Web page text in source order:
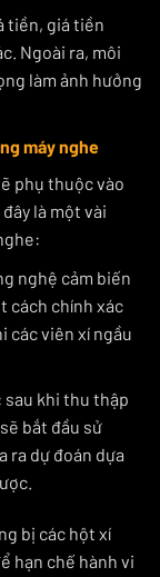
tiền, giá tiền
Ngoài ra, môi
làm ảnh hưởng
máy nghe
phụ thuộc vào
là một vài
nghệ cảm biến
cách chính xác
các viên xí ngầu
sau khi thu thập
bắt đầu sử
ra dự đoán dựa
bị các hột xí
hạn chế hành vi